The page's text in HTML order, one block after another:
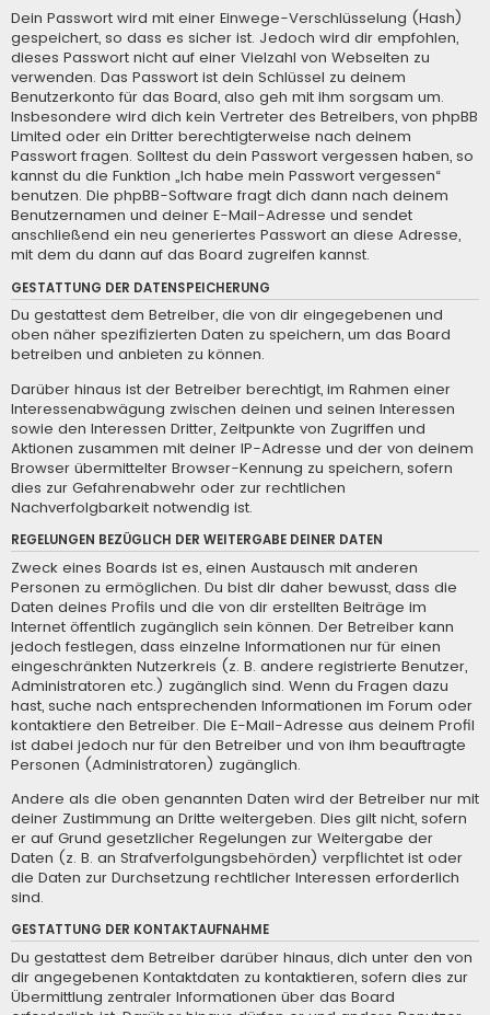
Dein Passwort wird mit einer Einwege-Verschlüsselung (Hash)
gespeichert, so dass es sicher ist. Jedoch wird dir empfohlen,
dieses Passwort nicht auf einer Vielzahl von Webseiten zu
verwenden. Das Passwort ist dein Schlüssel zu deinem
Benutzerkonto für das Board, also geh mit ihm sorgsam um.
Insbesondere wird dich kein Vertreter des Betreibers, von phpBB
Limited oder ein Dritter berechtigterweise nach deinem
Passwort fragen. Solltest du dein Passwort vergessen haben, so
kannst du die Funktion „Ich habe mein Passwort vergessen“
benutzen. Die phpBB-Software fragt dich dann nach deinem
Benutzernamen und deiner E-Mail-Adresse und sendet
anschließend ein neu generiertes Passwort an diese Adresse,
mit dem du dann auf das Board zugreifen kannst.
GESTATTUNG DER DATENSPEICHERUNG
Du gestattest dem Betreiber, die von dir eingegebenen und
oben näher spezifizierten Daten zu speichern, um das Board
betreiben und anbieten zu können.
Darüber hinaus ist der Betreiber berechtigt, im Rahmen einer
Interessenabwägung zwischen deinen und seinen Interessen
sowie den Interessen Dritter, Zeitpunkte von Zugriffen und
Aktionen zusammen mit deiner IP-Adresse und der von deinem
Browser übermittelter Browser-Kennung zu speichern, sofern
dies zur Gefahrenabwehr oder zur rechtlichen
Nachverfolgbarkeit notwendig ist.
REGELUNGEN BEZÜGLICH DER WEITERGABE DEINER DATEN
Zweck eines Boards ist es, einen Austausch mit anderen
Personen zu ermöglichen. Du bist dir daher bewusst, dass die
Daten deines Profils und die von dir erstellten Beiträge im
Internet öffentlich zugänglich sein können. Der Betreiber kann
jedoch festlegen, dass einzelne Informationen nur für einen
eingeschränkten Nutzerkreis (z. B. andere registrierte Benutzer,
Administratoren etc.) zugänglich sind. Wenn du Fragen dazu
hast, suche nach entsprechenden Informationen im Forum oder
kontaktiere den Betreiber. Die E-Mail-Adresse aus deinem Profil
ist dabei jedoch nur für den Betreiber und von ihm beauftragte
Personen (Administratoren) zugänglich.
Andere als die oben genannten Daten wird der Betreiber nur mit
deiner Zustimmung an Dritte weitergeben. Dies gilt nicht, sofern
er auf Grund gesetzlicher Regelungen zur Weitergabe der
Daten (z. B. an Strafverfolgungsbehörden) verpflichtet ist oder
die Daten zur Durchsetzung rechtlicher Interessen erforderlich
sind.
GESTATTUNG DER KONTAKTAUFNAHME
Du gestattest dem Betreiber darüber hinaus, dich unter den von
dir angegebenen Kontaktdaten zu kontaktieren, sofern dies zur
Übermittlung zentraler Informationen über das Board